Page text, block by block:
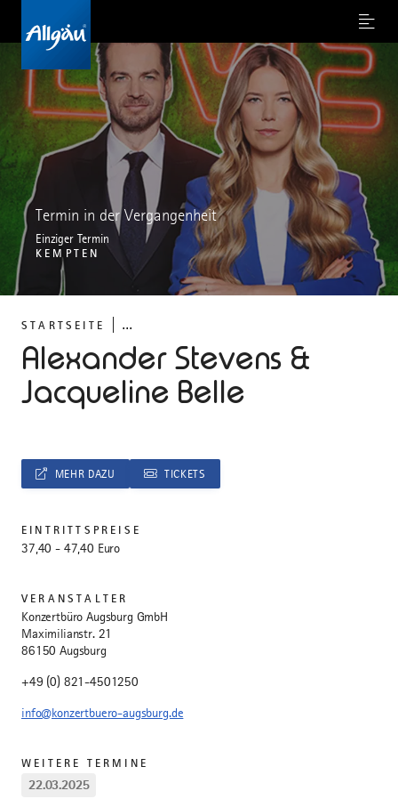
Menu
STARTSEITE ...
Alexander Stevens &
Jacqueline Belle
Termin in der Vergangenheit
Einziger Termin
KEMPTEN
MEHR DAZU TICKETS
EINTRITTSPREISE
37,40 - 47,40 Euro
VERANSTALTER
Konzertbüro Augsburg GmbH
Maximilianstr. 21
86150 Augsburg
+49 (0) 821-4501250
info@konzertbuero-augsburg.de
WEITERE TERMINE
22.03.2025